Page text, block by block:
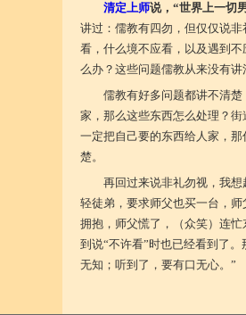
清定上师说，“世界上一切
讲过：儒教有四勿，但仅仅说
看，什么境不应看，以及遇到
么办？这些问题儒教从来没有讲
儒教有好多问题都讲不清
家，那么这些东西怎么处理？
一定把自己要的东西给人家，
楚。
再回过来说非礼勿视，我
轻徒弟，要求师父也买一台，
拥抱，师父慌了，（众笑）连
到说“不许看”时也已经看到了
无知；听到了，要有口无心。”